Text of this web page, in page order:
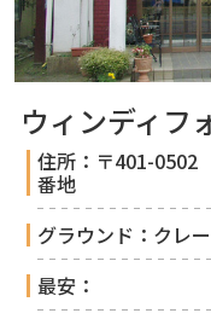
ウィンディ
住所：〒401-0502
番地
グラウンド：クレ
最安：